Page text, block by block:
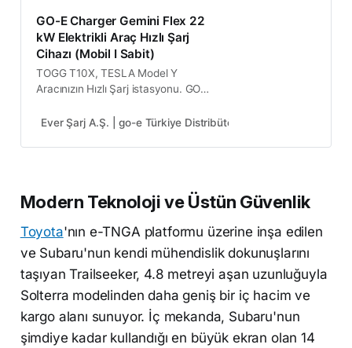
GO-E Charger Gemini Flex 22
kW Elektrikli Araç Hızlı Şarj
Cihazı (Mobil I Sabit)
TOGG T10X, TESLA Model Y
Aracınızın Hızlı Şarj istasyonu. GO-E
Elektrikli Araç Hızlı Şarj Cihazı
Ever Şarj A.Ş. | go-e Türkiye Distribütörü
Modern Teknoloji ve Üstün Güvenlik
Toyota'nın e-TNGA platformu üzerine inşa edilen
ve Subaru'nun kendi mühendislik dokunuşlarını
taşıyan Trailseeker, 4.8 metreyi aşan uzunluğuyla
Solterra modelinden daha geniş bir iç hacim ve
kargo alanı sunuyor. İç mekanda, Subaru'nun
şimdiye kadar kullandığı en büyük ekran olan 14